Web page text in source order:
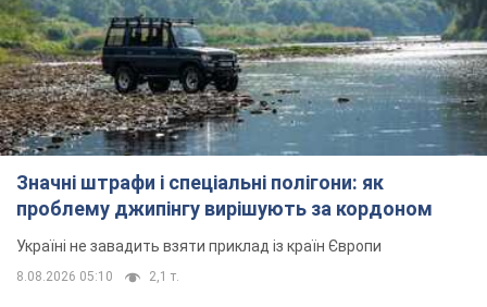
Значні штрафи і спеціальні полігони: як
проблему джипінгу вирішують за кордоном
Україні не завадить взяти приклад із країн Європи
8.08.2026 05:10 2,1 т.